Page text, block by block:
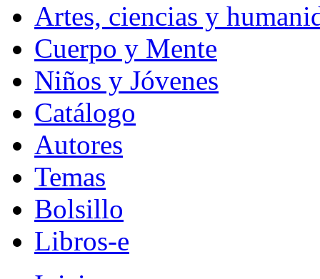
Artes, ciencias y
Cuerpo y Mente
Niños y Jóvenes
Catálogo
Autores
Temas
Bolsillo
Libros-e